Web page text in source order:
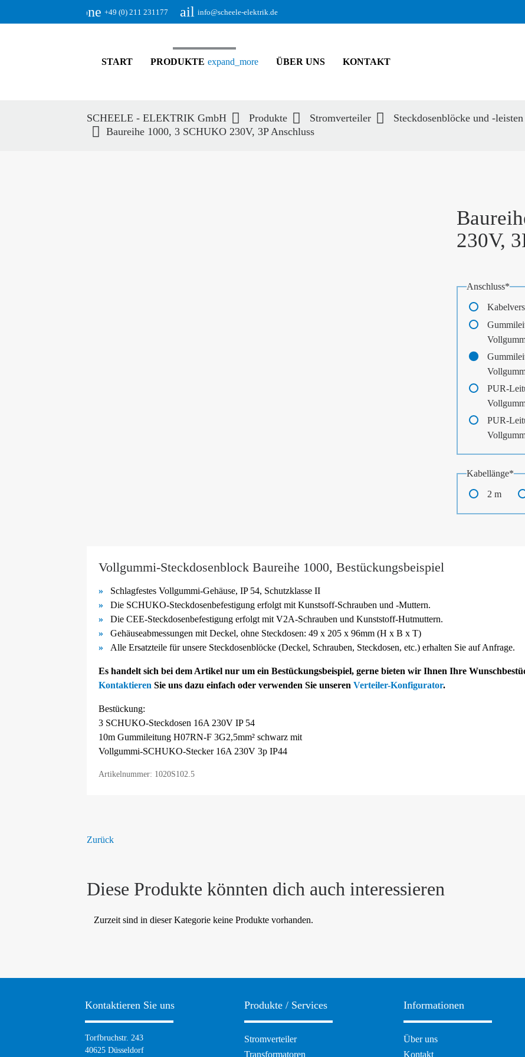
phone +49 (0) 211 231177email info@scheele-elektrik.de
START PRODUKTE expand_more ÜBER UNS KONTAKT
Suchbegriffe
SCHEELE - ELEKTRIK GmbH Produkte Stromverteiler
Steckdosenblöcke und -leisten
Baureihe 1000, 3 SCHUKO 230V, 3P Anschluss
230V,
Pflichtfeld
Anschluss*
PUR-
PUR-
Pflichtfeld
Kabellänge*
2 m
Vollgummi-Steckdosenblock Baureihe 1000, Bestückungsbeispiel
Schlagfestes Vollgummi-Gehäuse, IP 54, Schutzklasse II
Die SCHUKO-Steckdosenbefestigung erfolgt mit Kunstsoff-Schrauben und -Muttern.
Die CEE-Steckdosenbefestigung erfolgt mit V2A-Schrauben und Kunststoff-Hutmuttern.
Gehäuseabmessungen mit Deckel, ohne Steckdosen: 49 x 205 x 96mm (H x B x T)
Alle Ersatzteile für unsere Steckdosenblöcke (Deckel, Schrauben, Steckdosen, etc.) erhalten Sie auf Anfrage.
Es handelt sich bei dem Artikel nur um ein Bestückungsbeispiel, gerne bieten wir Ihnen Ihre
Kontaktieren Sie uns dazu einfach oder verwenden Sie unseren Verteiler-Konfigurator.
Bestückung:
3 SCHUKO-Steckdosen 16A 230V IP 54
10m Gummileitung H07RN-F 3G2,5mm² schwarz mit
Vollgummi-SCHUKO-Stecker 16A 230V 3p IP44
Artikelnummer: 1020S102.5
Zurück
Diese Produkte könnten dich auch interessieren
Zurzeit sind in dieser Kategorie keine Produkte vorhanden.
Kontaktieren Sie uns
Torfbruchstr. 243
40625 Düsseldorf
Produkte / Services
Navigation
überspringen
Stromverteiler
Transformatoren
Informationen
Navigation
überspringen
Über uns
Kontakt